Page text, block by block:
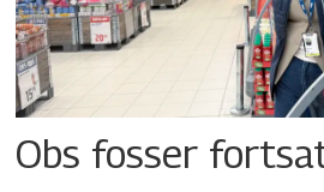
Obs fosser